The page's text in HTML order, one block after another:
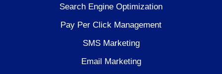
Search Engine Optimization
Pay Per Click Management
SMS Marketing
Email Marketing